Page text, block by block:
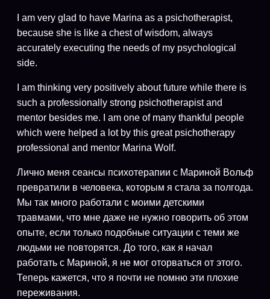
I am very glad to have Marina as a psichotherapist,
because she is like a chest of wisdom, always
accurately executing the needs of my psychological
side.
I am thinking very positively about future while there is
such a professionally strong psichotherapist and
mentor besides me. I am one of many thankful people
which were helped a lot by this great psichotherapy
professional and mentor Marina Wolf.
Лично меня сеансы психотерапии с Мариной Вольф
превратили в человека, которым я стала за полгода.
Мы так много работали с моими детскими
травмами, что мне даже не нужно говорить об этом
опыте, если только подобные ситуации с теми же
людьми не повторятся. До того, как я начал
работать с Мариной, я не мог оторваться от этого.
Теперь кажется, что я почти не помню эти плохие
переживания.